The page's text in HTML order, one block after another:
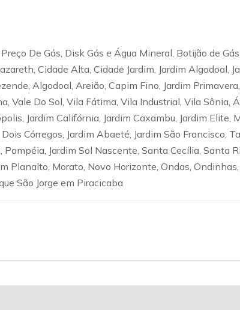
De Gás, Disk Gás e Água Mineral, Botijão de
Cidade Alta, Cidade Jardim, Jardim Algodoal,
Algodoal, Areião, Capim Fino, Jardim
Vale Do Sol, Vila Fátima, Vila Industrial, Vila Sônia,
Jardim Califórnia, Jardim Caxambu, Jardim
Córregos, Jardim Abaeté, Jardim São Francisco,
Jardim Sol Nascente, Santa Cecília,
Planalto, Morato, Novo Horizonte, Ondas,
São Jorge em Piracicaba